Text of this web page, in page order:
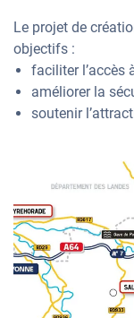
Le projet de
objectifs :
faciliter l’accès
améliorer la
soutenir